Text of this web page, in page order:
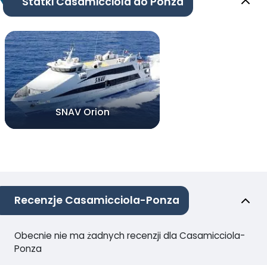
SNAV Orion
Recenzje Casamicciola-Ponza
Obecnie nie ma żadnych recenzji dla Casamicciola-
Ponza